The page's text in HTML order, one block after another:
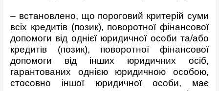
– встановлено, що пороговий критерій суми
всіх кредитів (позик), поворотної фінансової
допомоги від однієї юридичної особи та/або
кредитів (позик), поворотної фінансової
допомоги від інших юридичних осіб,
гарантованих однією юридичною особою,
стосовно іншої юридичної особи, має